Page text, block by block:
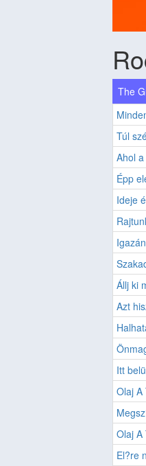
The
Túl
Ahol
Épp
Ideje
Állj ki
Azt
Itt
Olaj A
Olaj A
El?re